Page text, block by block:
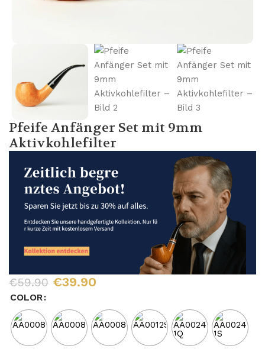
Pfeife Anfänger Set mit 9mm
Aktivkohlefilter
€59.90 €39.90
COLOR